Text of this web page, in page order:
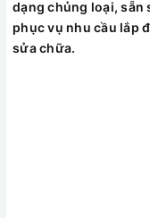
dạng chủng loại, sẵn
phục vụ nhu cầu lắp
sửa chữa.